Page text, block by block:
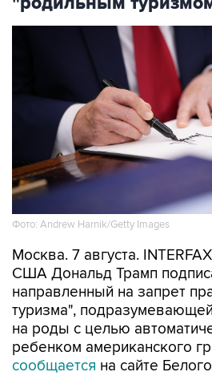
Фото: Andrew Harnik/Getty Images
Москва. 7 августа.
США Дональд Трамп
направленный на запрет
туризма",
на роды с целью
ребенком американского
сообщается на сайте